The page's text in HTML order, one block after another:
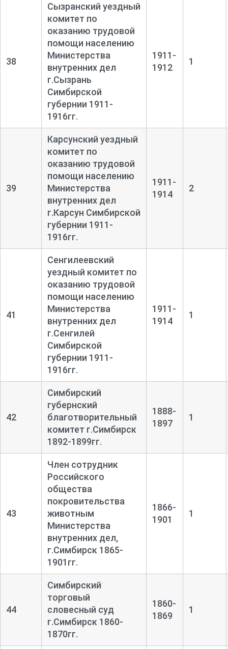
38
Сызранский уездный
комитет по
оказанию трудовой
помощи населению
Министерства
внутренних дел
г.Сызрань
Симбирской
губернии 1911-
1916гг.
1911-
1912
1
39
Карсунский уездный
комитет по
оказанию трудовой
помощи населению
Министерства
внутренних дел
г.Карсун Симбирской
губернии 1911-
1916гг.
1911-
1914
2
41
Сенгилеевский
уездный комитет по
оказанию трудовой
помощи населению
Министерства
внутренних дел
г.Сенгилей
Симбирской
губернии 1911-
1916гг.
1911-
1914
1
42
Симбирский
губернский
благотворительный
комитет г.Симбирск
1892-1899гг.
1888-
1897
1
43
Член сотрудник
Российского
общества
покровительства
животным
Министерства
внутренних дел,
г.Симбирск 1865-
1901гг.
1866-
1901
1
44
Симбирский
торговый
словесный суд
г.Симбирск 1860-
1870гг.
1860-
1869
1